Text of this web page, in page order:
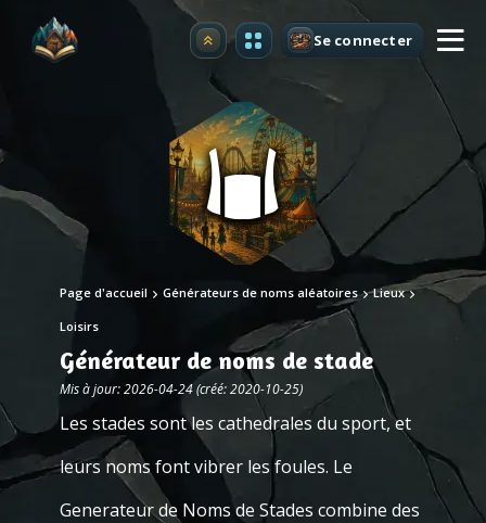
Premium Se connecter
Page d'accueil Générateurs de noms aléatoires Lieux
Loisirs
Générateur de noms de stade
Mis à jour: 2026-04-24 (créé: 2020-10-25)
Les stades sont les cathedrales du sport, et
leurs noms font vibrer les foules. Le
Generateur de Noms de Stades combine des